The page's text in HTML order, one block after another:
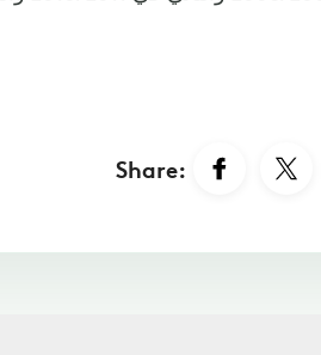
Share: